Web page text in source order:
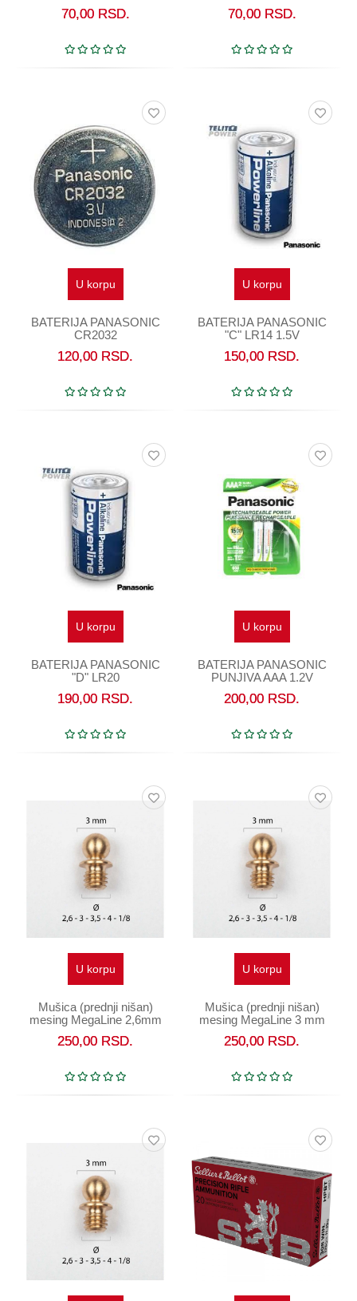
70,00 RSD. 70,00 RSD.
U korpu
BATERIJA PANASONIC
CR2032
120,00 RSD.
U korpu
BATERIJA PANASONIC
"C" LR14 1.5V
150,00 RSD.
U korpu
BATERIJA PANASONIC
"D" LR20
190,00 RSD.
U korpu
BATERIJA PANASONIC
PUNJIVA AAA 1.2V
200,00 RSD.
U korpu
Mušica (prednji nišan)
mesing MegaLine 2,6mm
250,00 RSD.
U korpu
Mušica (prednji nišan)
mesing MegaLine 3 mm
250,00 RSD.